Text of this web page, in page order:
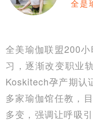
全是
全美瑜伽联盟200
习，逐渐改变职业
Koskitech孕产期认
多家瑜伽馆任教，
多变，强调让呼吸